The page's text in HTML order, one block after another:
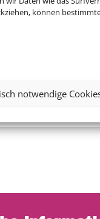
können
notwendige